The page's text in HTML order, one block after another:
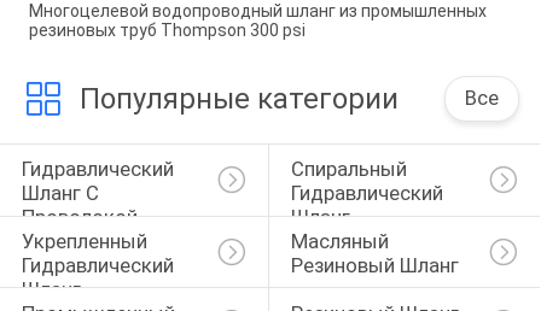
Многоцелевой водопроводный шланг из промышленных
резиновых труб Thompson 300 psi
Популярные категории Все
Гидравлический
Шланг С
Проволокой
Спиральный
Гидравлический
Шланг
Укрепленный
Гидравлический
Шланг
Масляный
Резиновый Шланг